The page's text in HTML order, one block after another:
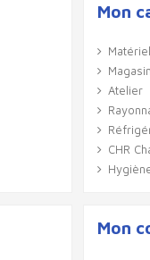
Mon
Magasin
Atelier
CHR
Mon